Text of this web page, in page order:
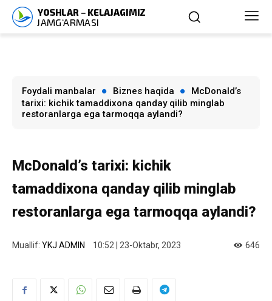
Foydali manbalar Biznes haqida
McDonald’s
tarixi: kichik tamaddixona qanday qilib minglab
restoranlarga ega tarmoqqa aylandi?
McDonald’s tarixi: kichik
tamaddixona qanday qilib minglab
restoranlarga ega tarmoqqa aylandi?
Muallif: YKJ ADMIN 10:52 | 23-Oktabr, 2023 646